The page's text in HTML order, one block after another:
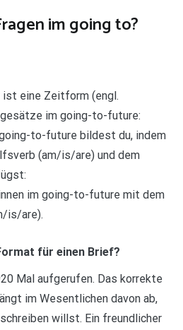
im going to?
eine Zeitform (engl.
im going-to-future:
to-future bildest du, indem
(am/is/are) und dem
im going-to-future mit dem
is/are).
für einen Brief?
Mal aufgerufen. Das korrekte
im Wesentlichen davon ab,
willst. Ein freundlicher